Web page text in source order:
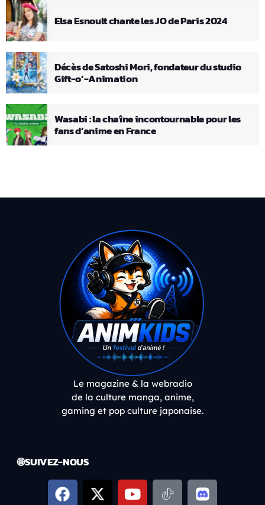
Elsa Esnoult chante les JO de Paris 2024
Décès de Satoshi Mori, fondateur du studio
Gift-o’-Animation
Wasabi : la chaîne incontournable pour les
fans d’anime en France
Le magazine & la webradio
de la culture manga, anime,
gaming et pop culture japonaise.
🌐 SUIVEZ-NOUS